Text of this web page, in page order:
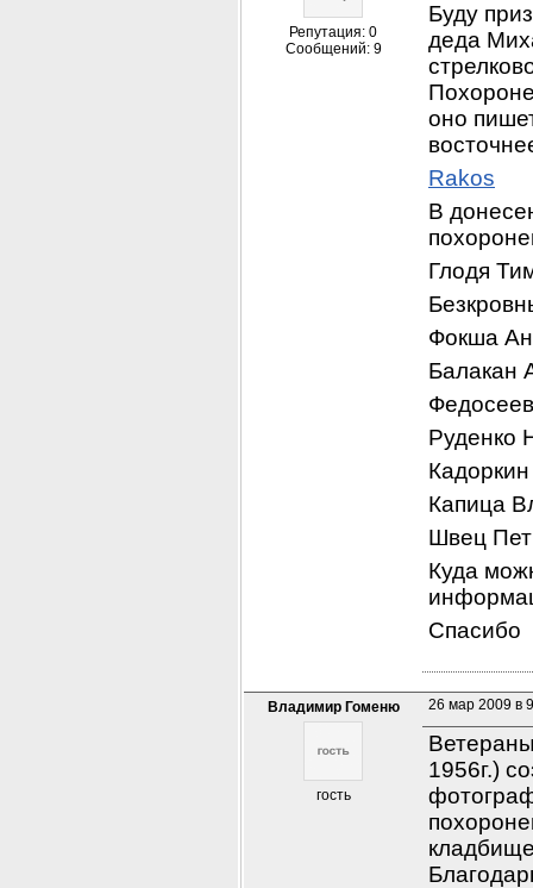
Репутация: 0
Сообщений: 9
Буду
деда
оно
Rakos
В
Глодя
Фокша
Балакан
Руденко
Капица
Швец
Куда
Спасибо
Владимир Гоменю
гость
26 мар 2009 в
1956г.)